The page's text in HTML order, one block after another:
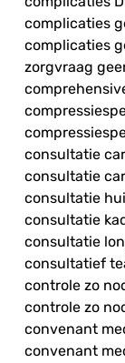
complicaties
complicaties
zorgvraag
consultatie
consultatie
consultatie
consultatie
consultatie
consultatief
controle zo
controle zo
convenant
convenant